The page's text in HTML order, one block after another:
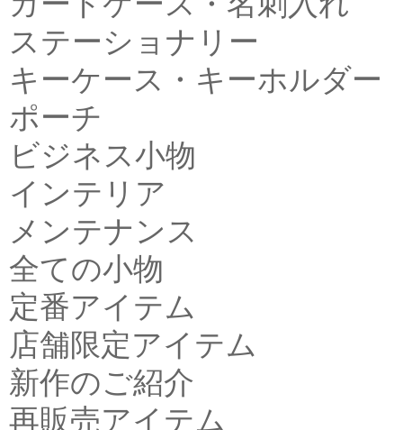
ステーショナリー
キーケース・キーホルダー
ポーチ
ビジネス小物
インテリア
メンテナンス
全ての小物
定番アイテム
店舗限定アイテム
新作のご紹介
再販売アイテム